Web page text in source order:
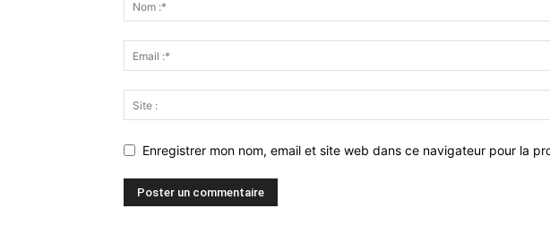
Enregistrer mon nom, email et site web dans ce navigateur pour la